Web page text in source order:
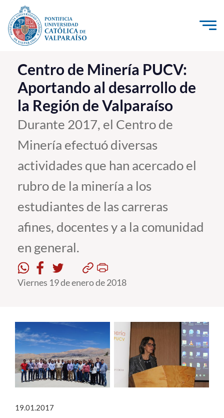
Click acá para ir directamente al contenido
La Universidad
Investigación, Creación e Innovación
PUCV Internacional
Vinculación con el Medio
Admisión
Pregrado
Estudiantes
Académicos
Funcionarios
English
Centro de Minería PUCV:
Aportando al desarrollo de
la Región de Valparaíso
Durante 2017, el Centro de
Minería efectuó diversas
actividades que han acercado el
rubro de la minería a los
estudiantes de las carreras
afines, docentes y a la comunidad
en general.
Viernes 19 de enero de 2018
19.01.2017